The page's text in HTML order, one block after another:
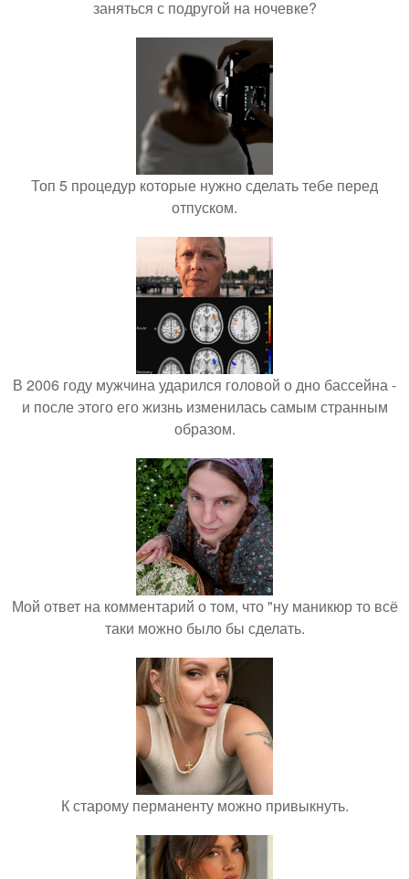
заняться с подругой на ночевке?
Топ 5 процедур которые нужно сделать тебе перед
отпуском.
В 2006 году мужчина ударился головой о дно бассейна -
и после этого его жизнь изменилась самым странным
образом.
Мой ответ на комментарий о том, что "ну маникюр то всё
таки можно было бы сделать.
К старому перманенту можно привыкнуть.